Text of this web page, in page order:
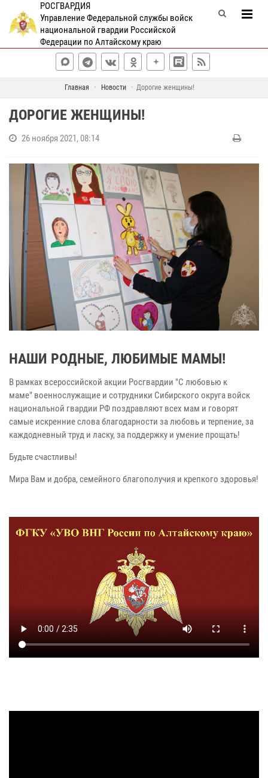
РОСГВАРДИЯ
Управление Федеральной службы войск
национальной гвардии Российской
Федерации по Алтайскому краю
Главная Новости Дорогие женщины!
ДОРОГИЕ ЖЕНЩИНЫ!
26 ноября 2021, 08:14
НАШИ РОДНЫЕ, ЛЮБИМЫЕ МАМЫ!
В рамках всероссийской акции Росгвардии "С любовью к
маме" военнослужащие и сотрудники Сибирского округа войск
национальной гвардии РФ поздравляют всех мам и говорят
самые искренние слова благодарности за любовь и терпение, за
каждодневный труд и ласку, за поддержку и умение прощать!
Будьте счастливы!
Мира Вам и добра, семейного благополучия и крепкого здоровья!